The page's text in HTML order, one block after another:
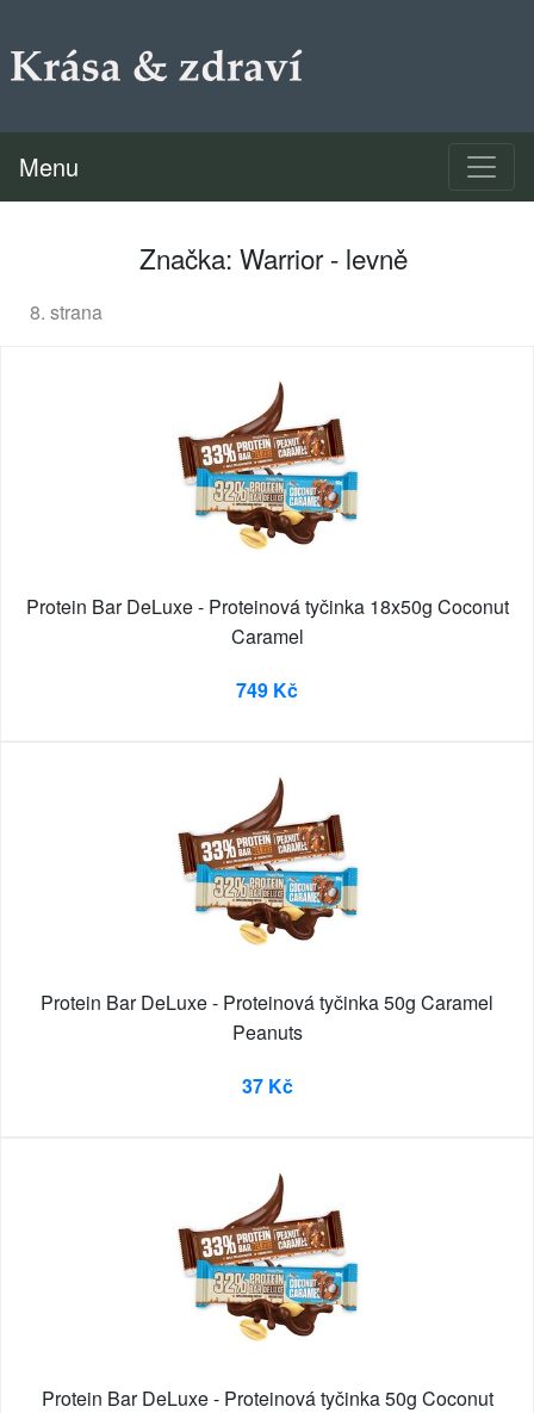
Menu
Značka: Warrior - levně
8. strana
Protein Bar DeLuxe - Proteinová tyčinka 18x50g Coconut
Caramel
749 Kč
Protein Bar DeLuxe - Proteinová tyčinka 50g Caramel
Peanuts
37 Kč
Protein Bar DeLuxe - Proteinová tyčinka 50g Coconut